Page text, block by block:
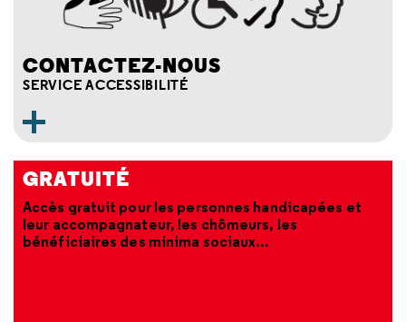
CONTACTEZ-NOUS
SERVICE ACCESSIBILITÉ
GRATUITÉ
Accès gratuit pour les personnes handicapées et
leur accompagnateur, les chômeurs, les
bénéficiaires des minima sociaux...